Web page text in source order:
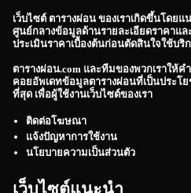
เว็บไซต์ ตารางผ่อน ของเราเกิดขึ้นโดย
ศูนย์กลางข้อมูลด้านรายละเอียดราคาแล
ประเมินราคาเบื้องต้นก่อนตัดสินใจใช้บริ
ตารางผ่อน.com และทีมของพวกเราให้
คอยอัพเดทข้อมูลตารางผ่อนที่เป็นประโ
ที่สุด เพื่อผู้ใช้งานเว็บไซต์ของเรา
ติดต่อโฆษณา
แจ้งปัญหาการใช้งาน
นโยบายความเป็นส่วนตัว
เว็บไซต์แนะนำ